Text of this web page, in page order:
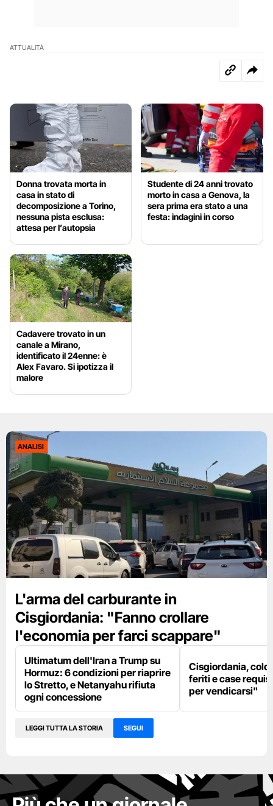
ATTUALITÀ
Donna trovata morta in
casa in stato di
decomposizione a Torino,
nessuna pista esclusa:
attesa per l’autopsia
Studente di 24 anni trovato
morto in casa a Genova, la
sera prima era stato a una
festa: indagini in corso
Cadavere trovato in un
canale a Mirano,
identificato il 24enne: è
Alex Favaro. Si ipotizza il
malore
ANALISI
L'arma del carburante in
Cisgiordania: "Fanno crollare
l'economia per farci scappare"
Ultimatum dell'Iran a Trump su
Hormuz: 6 condizioni per riaprire
lo Stretto, e Netanyahu rifiuta
ogni concessione
Cisgiordania,
feriti e case
per vendicarsi"
LEGGI TUTTA LA STORIA SEGUI